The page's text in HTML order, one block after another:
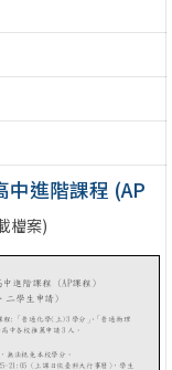
中進階課程 (AP
檔案)